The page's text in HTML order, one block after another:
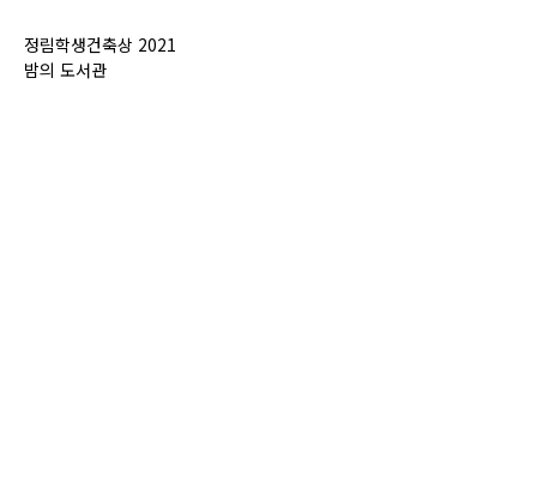
정림학생건축상 2021
밤의 도서관